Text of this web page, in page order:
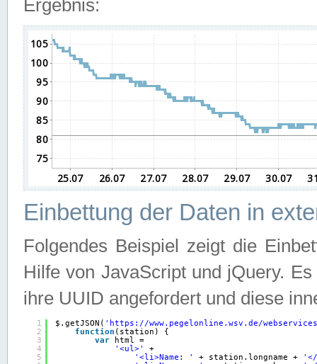
Ergebnis:
Einbettung der Daten in
Folgendes Beispiel zeigt die
Hilfe von JavaScript und jQuery.
ihre UUID angefordert und diese
1
2
3
4
5
$.getJSON( ' https://www.pegelonline.wsv.de/
function (station) {
var
html =
'<ul>'
+
'<li>Name: '
+ station.longname +